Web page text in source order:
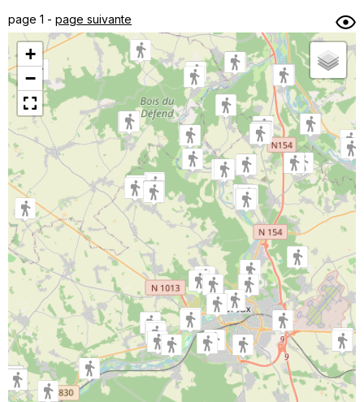
sous-dossiers
Trier par
Horodatage Photos
page 1 - page suivante
+
−